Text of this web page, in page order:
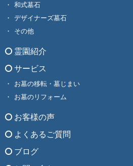
和式墓石
デザイナーズ墓石
その他
霊園紹介
サービス
お墓の移転・墓じまい
お墓のリフォーム
お客様の声
よくあるご質問
ブログ